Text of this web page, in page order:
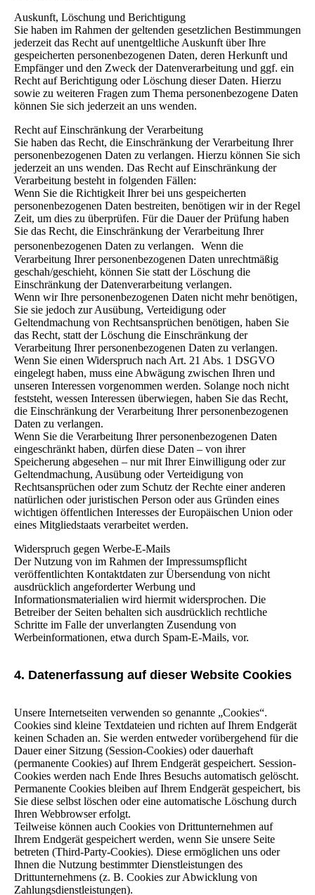
Auskunft, Löschung und Berichtigung
Sie haben im Rahmen der geltenden gesetzlichen Bestimmungen
jederzeit das Recht auf unentgeltliche Auskunft über Ihre
gespeicherten personenbezogenen Daten, deren Herkunft und
Empfänger und den Zweck der Datenverarbeitung und ggf. ein
Recht auf Berichtigung oder Löschung dieser Daten. Hierzu
sowie zu weiteren Fragen zum Thema personenbezogene Daten
können Sie sich jederzeit an uns wenden.
Recht auf Einschränkung der Verarbeitung
Sie haben das Recht, die Einschränkung der Verarbeitung Ihrer
personenbezogenen Daten zu verlangen. Hierzu können Sie sich
jederzeit an uns wenden. Das Recht auf Einschränkung der
Verarbeitung besteht in folgenden Fällen:
Wenn Sie die Richtigkeit Ihrer bei uns gespeicherten
personenbezogenen Daten bestreiten, benötigen wir in der Regel
Zeit, um dies zu überprüfen. Für die Dauer der Prüfung haben
Sie das Recht, die Einschränkung der Verarbeitung Ihrer
personenbezogenen Daten zu verlangen. Wenn die
Verarbeitung Ihrer personenbezogenen Daten unrechtmäßig
geschah/geschieht, können Sie statt der Löschung die
Einschränkung der Datenverarbeitung verlangen.
Wenn wir Ihre personenbezogenen Daten nicht mehr benötigen,
Sie sie jedoch zur Ausübung, Verteidigung oder
Geltendmachung von Rechtsansprüchen benötigen, haben Sie
das Recht, statt der Löschung die Einschränkung der
Verarbeitung Ihrer personenbezogenen Daten zu verlangen.
Wenn Sie einen Widerspruch nach Art. 21 Abs. 1 DSGVO
eingelegt haben, muss eine Abwägung zwischen Ihren und
unseren Interessen vorgenommen werden. Solange noch nicht
feststeht, wessen Interessen überwiegen, haben Sie das Recht,
die Einschränkung der Verarbeitung Ihrer personenbezogenen
Daten zu verlangen.
Wenn Sie die Verarbeitung Ihrer personenbezogenen Daten
eingeschränkt haben, dürfen diese Daten – von ihrer
Speicherung abgesehen – nur mit Ihrer Einwilligung oder zur
Geltendmachung, Ausübung oder Verteidigung von
Rechtsansprüchen oder zum Schutz der Rechte einer anderen
natürlichen oder juristischen Person oder aus Gründen eines
wichtigen öffentlichen Interesses der Europäischen Union oder
eines Mitgliedstaats verarbeitet werden.
Widerspruch gegen Werbe-E-Mails
Der Nutzung von im Rahmen der Impressumspflicht
veröffentlichten Kontaktdaten zur Übersendung von nicht
ausdrücklich angeforderter Werbung und
Informationsmaterialien wird hiermit widersprochen. Die
Betreiber der Seiten behalten sich ausdrücklich rechtliche
Schritte im Falle der unverlangten Zusendung von
Werbeinformationen, etwa durch Spam-E-Mails, vor.
4. Datenerfassung auf dieser Website Cookies
Unsere Internetseiten verwenden so genannte „Cookies“.
Cookies sind kleine Textdateien und richten auf Ihrem Endgerät
keinen Schaden an. Sie werden entweder vorübergehend für die
Dauer einer Sitzung (Session-Cookies) oder dauerhaft
(permanente Cookies) auf Ihrem Endgerät gespeichert. Session-
Cookies werden nach Ende Ihres Besuchs automatisch gelöscht.
Permanente Cookies bleiben auf Ihrem Endgerät gespeichert, bis
Sie diese selbst löschen oder eine automatische Löschung durch
Ihren Webbrowser erfolgt.
Teilweise können auch Cookies von Drittunternehmen auf
Ihrem Endgerät gespeichert werden, wenn Sie unsere Seite
betreten (Third-Party-Cookies). Diese ermöglichen uns oder
Ihnen die Nutzung bestimmter Dienstleistungen des
Drittunternehmens (z. B. Cookies zur Abwicklung von
Zahlungsdienstleistungen).